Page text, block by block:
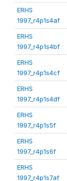
ERHS
1997_r4p1s4af
ERHS
1997_r4p1s4bf
ERHS
1997_r4p1s4cf
ERHS
1997_r4p1s4df
ERHS
1997_r4p1s5f
ERHS
1997_r4p1s6f
ERHS
1997_r4p1s7af